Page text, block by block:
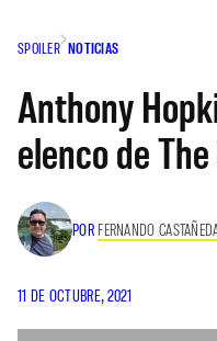
SPOILER NOTICIAS
Anthony
elenco de
POR FERNANDO
11 DE OCTUBRE, 2021